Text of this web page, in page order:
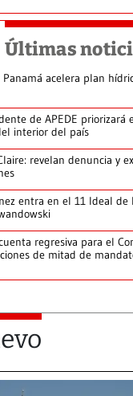
Últimas
Panamá acelera plan
de APEDE priorizará
interior del país
revelan denuncia y
entra en el 11 Ideal de
regresiva para el
de mitad de